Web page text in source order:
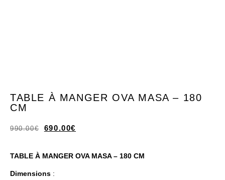
TABLE À MANGER OVA MASA – 180
CM
990.00€ 690.00€
TABLE À MANGER OVA MASA – 180 CM
Dimensions :